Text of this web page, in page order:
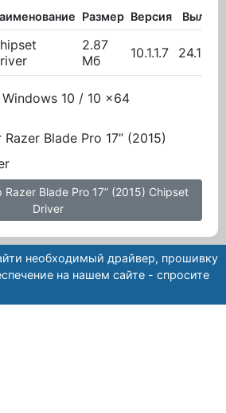
Размер Версия
2.87
Мб
10.1.1.7
Windows 10 / 10 x64
Blade Pro 17” (2015)
Blade Pro 17” (2015) Chipset
Driver
необходимый драйвер, прошивку
на нашем сайте - спросите